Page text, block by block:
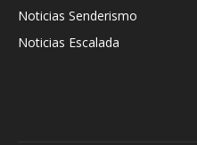
Noticias Senderismo
Noticias Escalada